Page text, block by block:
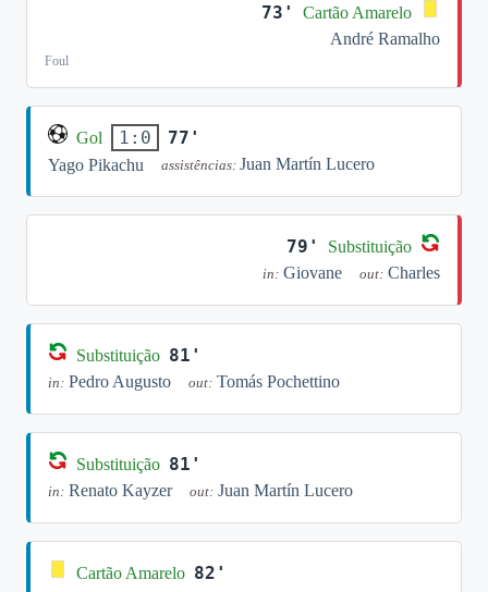
73'
Cartão Amarelo
André Ramalho
Foul
Gol 1:0 77'
Yago Pikachu assistências: Juan Martín Lucero
79' Substituição
in: Giovane out: Charles
Substituição 81'
in: Pedro Augusto out: Tomás Pochettino
Substituição 81'
in: Renato Kayzer out: Juan Martín Lucero
Cartão Amarelo 82'